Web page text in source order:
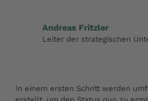
Andreas Fritzler
Leiter der strategischen
In einem ersten Schritt werden